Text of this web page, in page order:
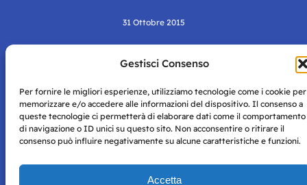
Gestisci Consenso
Per fornire le migliori esperienze, utilizziamo tecnologie come i cookie per
memorizzare e/o accedere alle informazioni del dispositivo. Il consenso a
queste tecnologie ci permetterà di elaborare dati come il comportamento
di navigazione o ID unici su questo sito. Non acconsentire o ritirare il
consenso può influire negativamente su alcune caratteristiche e funzioni.
Accetta
31 Ottobre 2015
Napoli con autorizzazione numero 38 del 25/9/2019.
Tutte le immagini e i contenuti su questo sito sono forniti